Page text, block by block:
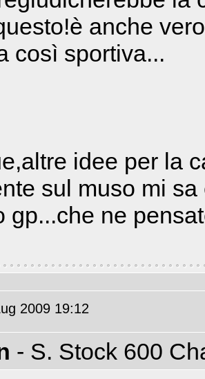
anche
così sportiva...
idee per la
sul muso mi
gp...che ne
2009 19:12
- S. Stock 600